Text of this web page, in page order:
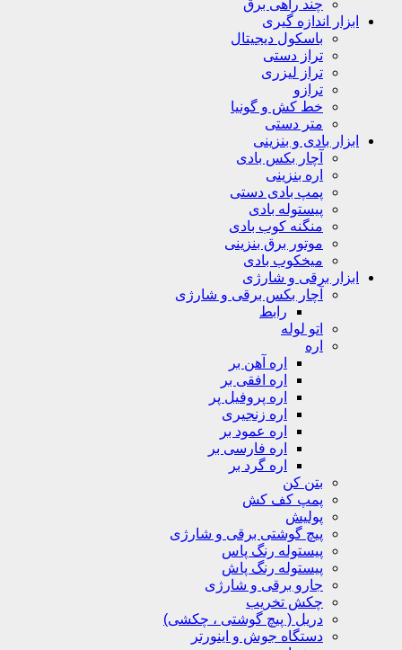
چند راهی برق
ابزار اندازه گیری
باسکول دیجیتال
تراز دستی
تراز لیزری
ترازو
خط کش و گونیا
متر دستی
ابزار بادی و بنزینی
آچار بکس بادی
اره بنزینی
پمپ بادی دستی
پیستوله بادی
منگنه کوب بادی
موتور برق بنزینی
میخکوب بادی
ابزار برقی و شارژی
آچار بکس برقی و شارژی
رابط
اتو لوله
اره
اره آهن بر
اره افقی بر
اره پروفیل پر
اره زنجیری
اره عمود بر
اره فارسی بر
اره گرد بر
بتن کن
پمپ کف کش
پولیش
پیچ گوشتی برقی و شارژی
پیستوله رنگ پاس
پیستوله رنگ پاش
جارو برقی و شارژی
چکش تخریب
دریل ( پیچ گوشتی ، چکشی)
دستگاه جوش و اینورتر